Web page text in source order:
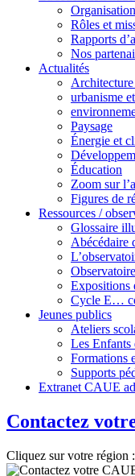
Rôles et
Rapports
Nos
Actualités
urbanisme
Paysage
Énergie et
Éducation
Zoom sur
Figures de
Ressources /
Glossaire
Abécédaire
Expositions
Cycle E…
Jeunes publics
Ateliers
Les Enfants
Formations
Supports
Extranet CAUE
Contactez
Cliquez sur votre région :